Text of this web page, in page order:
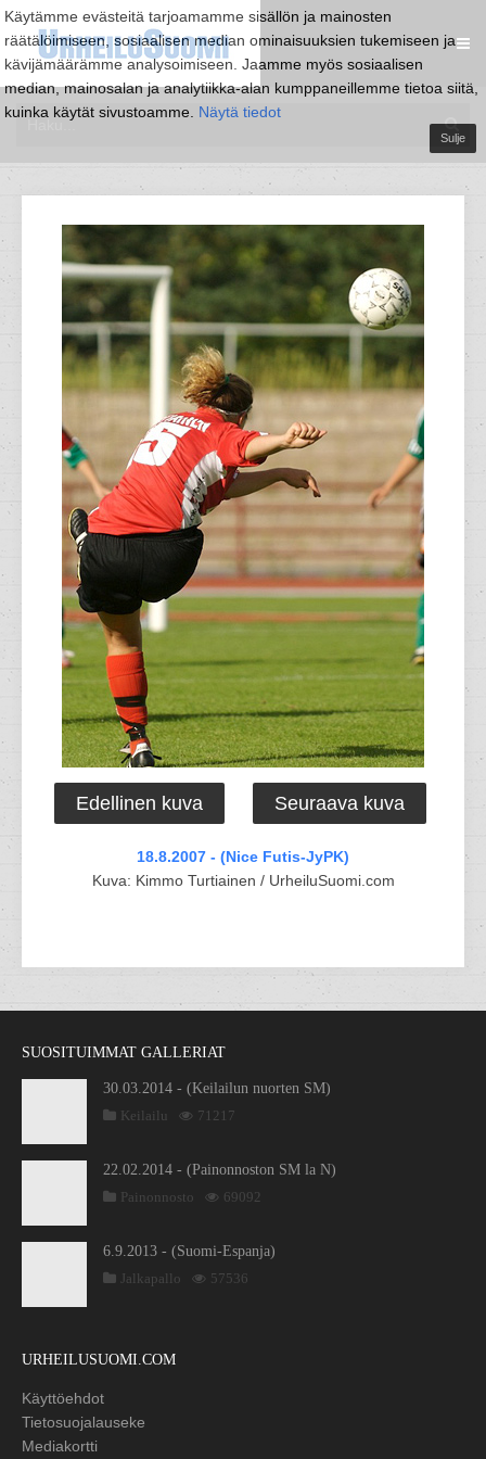
Käytämme evästeitä tarjoamamme sisällön ja mainosten
räätälöimiseen, sosiaalisen median ominaisuuksien tukemiseen ja
kävijämäärämme analysoimiseen. Jaamme myös sosiaalisen
median, mainosalan ja analytiikka-alan kumppaneillemme tietoa siitä,
kuinka käytät sivustoamme. Näytä tiedot
Sulje
Edellinen kuva Seuraava kuva
18.8.2007 - (Nice Futis-JyPK)
Kuva: Kimmo Turtiainen / UrheiluSuomi.com
SUOSITUIMMAT GALLERIAT
30.03.2014 - (Keilailun nuorten SM)
Keilailu
71217
22.02.2014 - (Painonnoston SM la N)
Painonnosto
69092
6.9.2013 - (Suomi-Espanja)
Jalkapallo
57536
URHEILUSUOMI.COM
Käyttöehdot
Tietosuojalauseke
Mediakortti